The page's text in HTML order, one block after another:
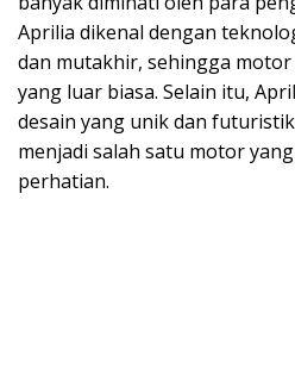
Aprilia dikenal dengan
dan mutakhir, sehingga
yang luar biasa. Selain itu,
desain yang unik dan
menjadi salah satu motor
perhatian.